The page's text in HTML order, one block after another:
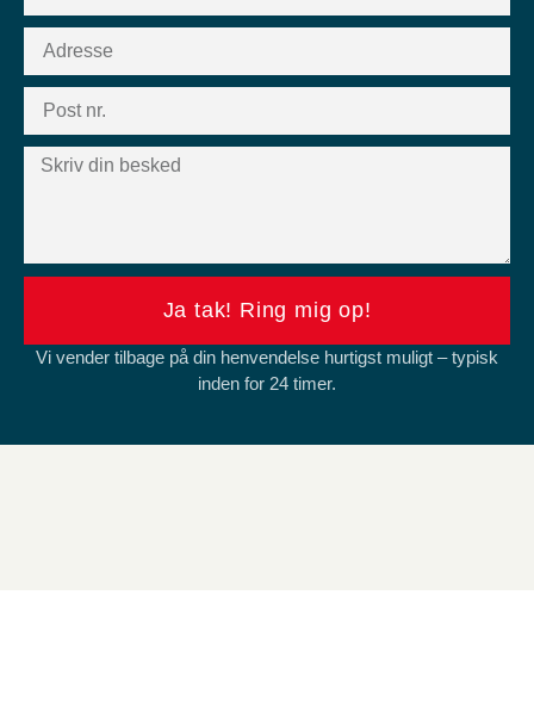
Ja tak! Ring mig op!
Vi vender tilbage på din henvendelse hurtigst muligt – typisk
inden for 24 timer.